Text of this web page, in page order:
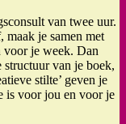
van twee uur.
maak je samen met
voor je week. Dan
van je boek,
stilte’ geven je
is voor jou en voor je